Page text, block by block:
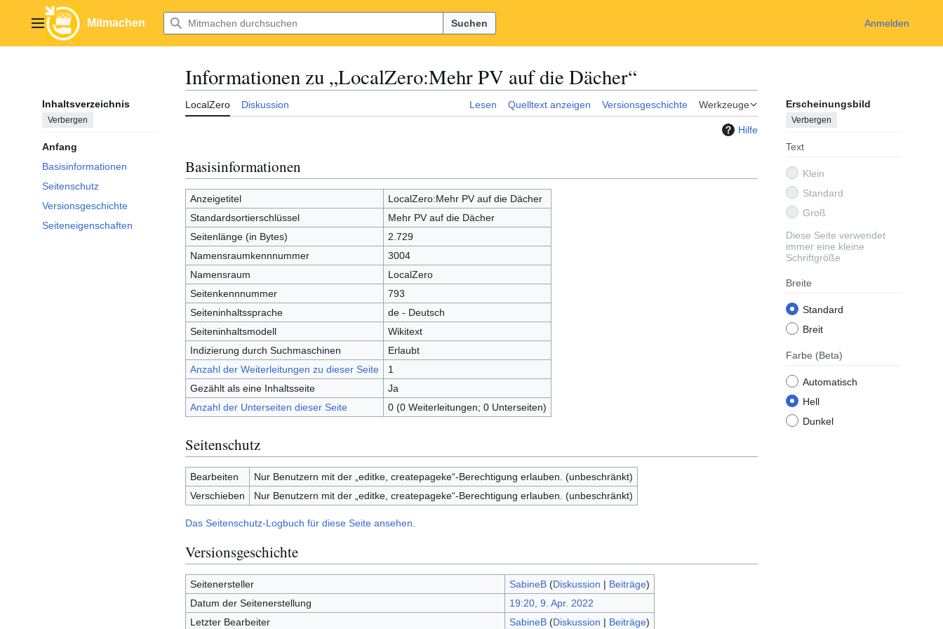
springenHauptmenüMitmachen Suchen Anmelden
Inhaltsverzeichnis
Verbergen
Anfang
Basisinformationen
Seitenschutz
Versionsgeschichte
Seiteneigenschaften
Informationen zu „LocalZero:Mehr PV auf die Dächer“
LocalZero Diskussion Lesen Quelltext anzeigen Versionsgeschichte Werkzeuge Erscheinungsbild
Verbergen
Text
Klein
Standard
Groß
Diese Seite verwendet
immer eine kleine
Schriftgröße
Breite
Standard
Breit
Farbe (Beta)
Automatisch
Hell
Dunkel
Hilfe
Basisinformationen
Anzeigetitel
LocalZero:Mehr PV auf die Dächer
Standardsortierschlüssel
Mehr PV auf die Dächer
Seitenlänge (in Bytes)
2.729
Namensraumkennnummer
3004
Namensraum
LocalZero
Seitenkennnummer
793
Seiteninhaltssprache
de - Deutsch
Seiteninhaltsmodell
Wikitext
Indizierung durch Suchmaschinen
Erlaubt
Anzahl der Weiterleitungen zu dieser Seite
1
Gezählt als eine Inhaltsseite
Ja
Anzahl der Unterseiten dieser Seite
0 (0 Weiterleitungen; 0 Unterseiten)
Seitenschutz
Bearbeiten
Nur Benutzern mit der „editke, createpageke“-Berechtigung erlauben. (unbeschränkt)
Verschieben
Nur Benutzern mit der „editke, createpageke“-Berechtigung erlauben. (unbeschränkt)
Das Seitenschutz-Logbuch für diese Seite ansehen.
Versionsgeschichte
Seitenersteller SabineB (Diskussion | Beiträge)
Datum der Seitenerstellung
19:20, 9. Apr. 2022
Letzter Bearbeiter
SabineB (Diskussion | Beiträge)